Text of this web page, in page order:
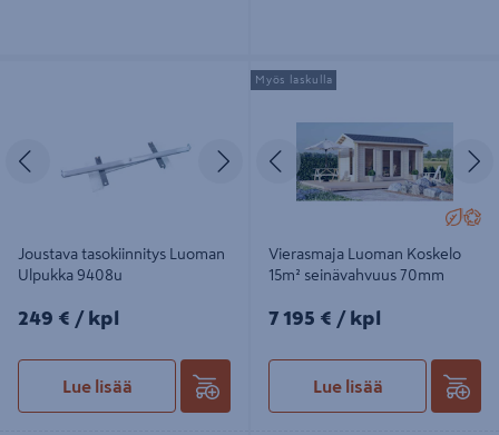
Seuraava
Joustava tasokiinnitys Luoman
Ulpukka 9408u
249€/kpl
249 € / kpl
Lue lisää
Vierasmaja Luoman Koskelo 15m²
seinävahvuus 70mm
Edellinen
Vierasmaja Luoman Koskelo
15m² seinävahvuus 70mm
7195€/kpl
7 195 € / kpl
Lue lisää
Myös laskulla